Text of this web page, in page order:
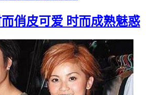
俏皮可爱 时而成熟魅惑